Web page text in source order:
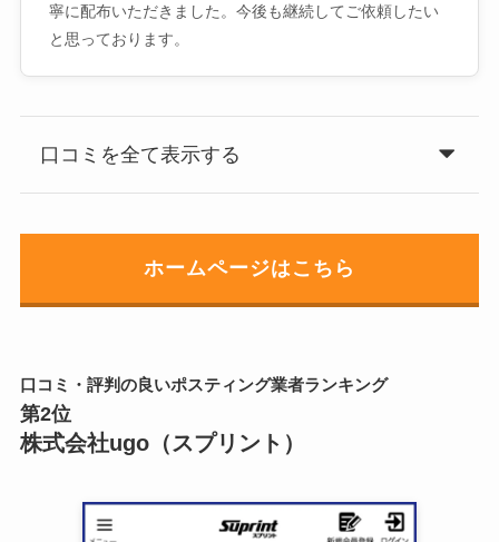
寧に配布いただきました。今後も継続してご依頼したい
と思っております。
口コミを全て表示する
ホームページはこちら
口コミ・評判の良いポスティング業者ランキング
第2位
株式会社ugo（スプリント）